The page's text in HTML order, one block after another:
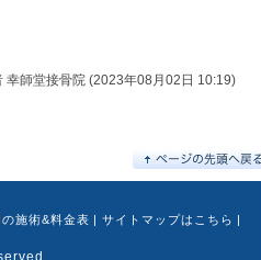
幸師堂接骨院 (2023年08月02日 10:19)
施術&料金表 | サイトマップはこちら |